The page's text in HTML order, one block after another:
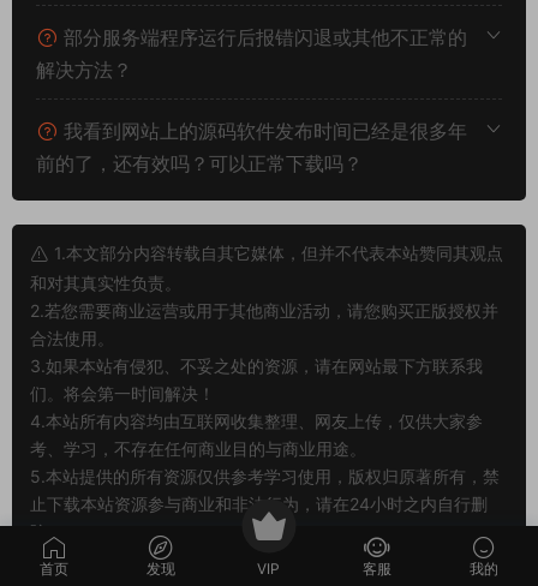
什么叫一键安装？什么叫手工架设？什么叫源码
编译？
我下载服务端后可以和朋友一起玩耍吗？
部分服务端程序运行后报错闪退或其他不正常的
我看到网站上的源码软件发布时间已经是很多年
前的了，还有效吗？可以正常下载吗？
1.本文部分内容转载自其它媒体，但并不代表本站赞同其观点
和对其真实性负责。
2.若您需要商业运营或用于其他商业活动，请您购买正版授权并
合法使用。
3.如果本站有侵犯、不妥之处的资源，请在网站最下方联系我
们。将会第一时间解决！
首页 发现 VIP 客服 我的